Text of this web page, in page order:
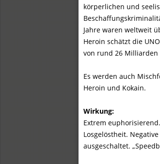
körperlichen und
Jahre waren weltweit
Heroin schätzt die
von rund 26 Milliarden
Es werden auch
Heroin und Kokain.
Wirkung:
Extrem
Losgelöstheit.
ausgeschaltet.